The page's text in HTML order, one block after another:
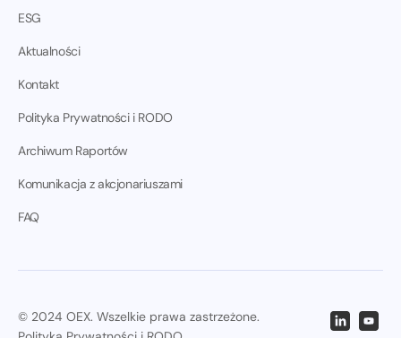
ESG
Aktualności
Kontakt
Polityka Prywatności i RODO
Archiwum Raportów
Komunikacja z akcjonariuszami
FAQ
© 2024 OEX. Wszelkie prawa zastrzeżone.